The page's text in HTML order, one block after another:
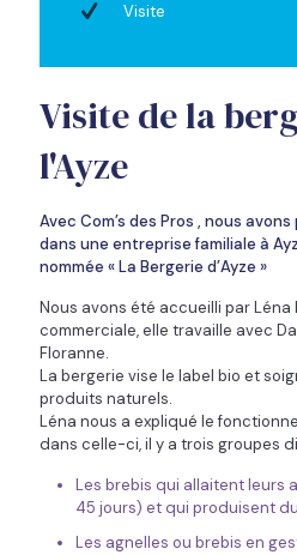
Visite
Visite de la
l'Ayze
Avec Com’s des Pros , nous
dans une entreprise familiale à
nommée « La Bergerie d’Ayze »
Nous avons été accueilli par Léna
commerciale, elle travaille avec
Floranne.
La bergerie vise le label bio et
produits naturels.
Léna nous a expliqué le
dans celle-ci, il y a trois groupes
Les brebis qui allaitent leurs
45 jours) et qui produisent
Les agnelles ou brebis en